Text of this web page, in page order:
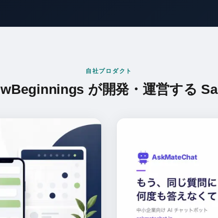
自社プロダクト
が開発・運営する